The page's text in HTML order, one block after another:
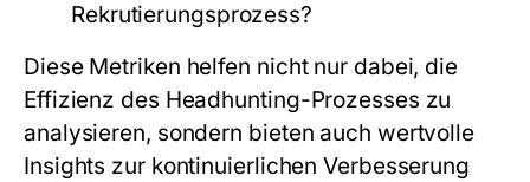
Rekrutierungsprozess?
Diese Metriken helfen nicht nur dabei, die
Effizienz des Headhunting-Prozesses zu
analysieren, sondern bieten auch wertvolle
Insights zur kontinuierlichen Verbesserung